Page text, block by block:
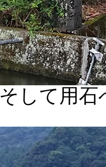
そして用石